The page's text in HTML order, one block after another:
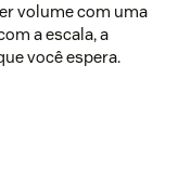
volume com uma
a escala, a
você espera.